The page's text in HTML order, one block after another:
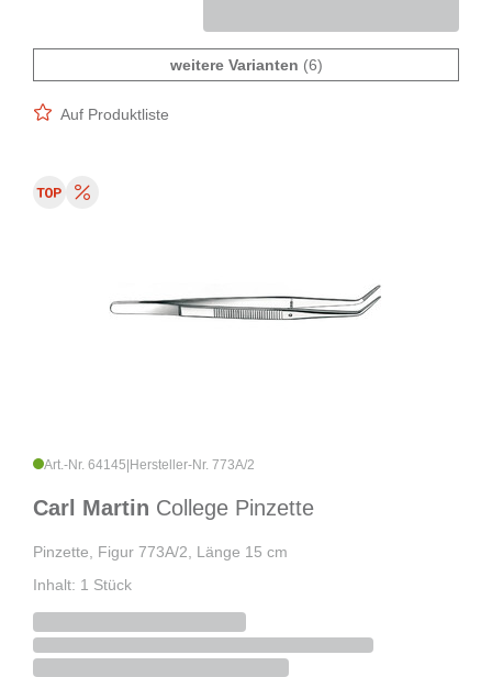
weitere Varianten (6)
Auf Produktliste
Art.-Nr. 64145 Hersteller-Nr. 773A/2
Carl Martin College Pinzette
Pinzette, Figur 773A/2, Länge 15 cm
Inhalt: 1 Stück